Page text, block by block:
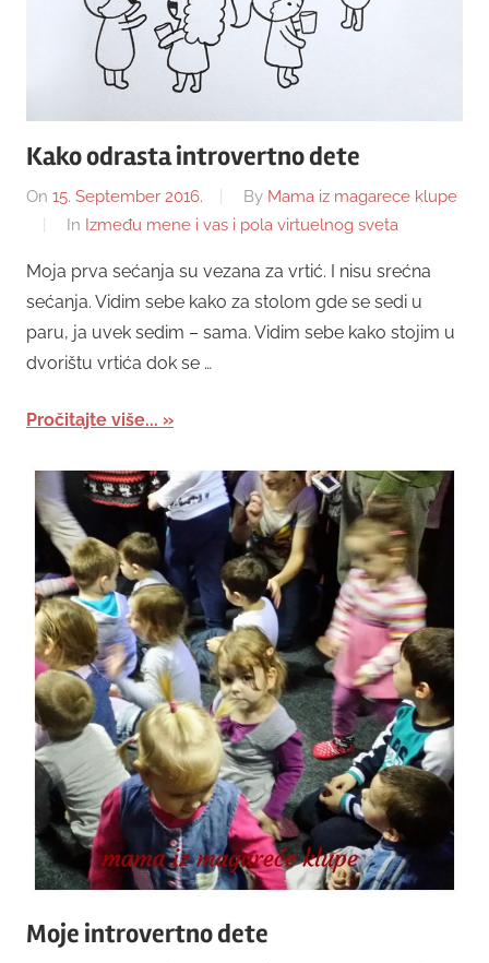
Kako odrasta introvertno dete
On 15. September 2016. By Mama iz magarece klupe
In Između mene i vas i pola virtuelnog sveta
Moja prva sećanja su vezana za vrtić. I nisu srećna
sećanja. Vidim sebe kako za stolom gde se sedi u
paru, ja uvek sedim – sama. Vidim sebe kako stojim u
dvorištu vrtića dok se …
Pročitajte više...
Moje introvertno dete